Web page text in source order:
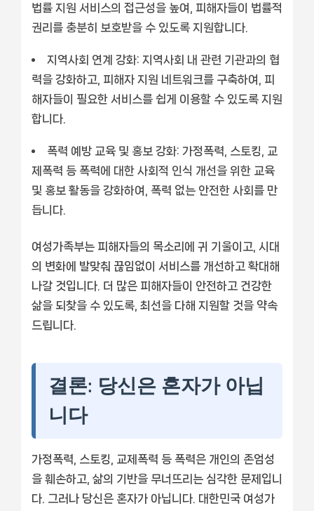
법률 지원 서비스의 접근성을 높여, 피해자들이 법률적
권리를 충분히 보호받을 수 있도록 지원합니다.
지역사회 연계 강화: 지역사회 내 관련 기관과의 협
력을 강화하고, 피해자 지원 네트워크를 구축하여, 피
해자들이 필요한 서비스를 쉽게 이용할 수 있도록 지원
합니다.
폭력 예방 교육 및 홍보 강화: 가정폭력, 스토킹, 교
제폭력 등 폭력에 대한 사회적 인식 개선을 위한 교육
및 홍보 활동을 강화하여, 폭력 없는 안전한 사회를 만
듭니다.
여성가족부는 피해자들의 목소리에 귀 기울이고, 시대
의 변화에 발맞춰 끊임없이 서비스를 개선하고 확대해
나갈 것입니다. 더 많은 피해자들이 안전하고 건강한
삶을 되찾을 수 있도록, 최선을 다해 지원할 것을 약속
드립니다.
결론: 당신은 혼자가 아닙
니다
가정폭력, 스토킹, 교제폭력 등 폭력은 개인의 존엄성
을 훼손하고, 삶의 기반을 무너뜨리는 심각한 문제입니
다. 그러나 당신은 혼자가 아닙니다. 대한민국 여성가